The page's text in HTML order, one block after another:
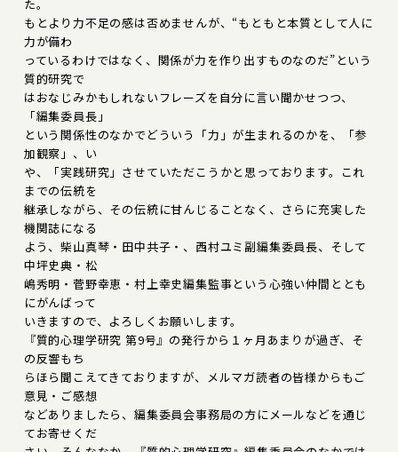
た。
もとより力不足の感は否めませんが、“もともと本質として人に
力が備わ
っているわけではなく、関係が力を作り出すものなのだ”という
質的研究で
はおなじみかもしれないフレーズを自分に言い聞かせつつ、
「編集委員長」
という関係性のなかでどういう「力」が生まれるのかを、「参
加観察」、い
や、「実践研究」させていただこうかと思っております。これ
までの伝統を
継承しながら、その伝統に甘んじることなく、さらに充実した
機関誌になる
よう、柴山真琴・田中共子・、西村ユミ副編集委員長、そして
中坪史典・松
嶋秀明・菅野幸恵・村上幸史編集監事という心強い仲間ととも
にがんばって
いきますので、よろしくお願いします。
『質的心理学研究 第9号』の発行から１ヶ月あまりが過ぎ、そ
の反響もち
らほら聞こえてきておりますが、メルマガ読者の皆様からもご
意見・ご感想
などありましたら、編集委員会事務局の方にメールなどを通じ
てお寄せくだ